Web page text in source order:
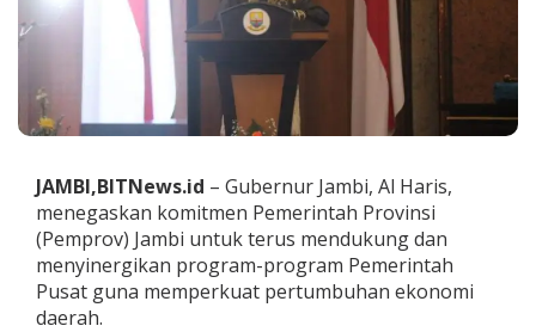
r
a
i
D
u
u
n
JAMBI,BITNews.id – Gubernur Jambi, Al Haris,
menegaskan komitmen Pemerintah Provinsi
(Pemprov) Jambi untuk terus mendukung dan
menyinergikan program-program Pemerintah
Pusat guna memperkuat pertumbuhan ekonomi
daerah.